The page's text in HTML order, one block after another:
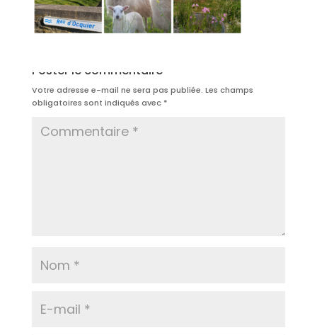
Poster le commentaire
Votre adresse e-mail ne sera pas publiée. Les champs
obligatoires sont indiqués avec *